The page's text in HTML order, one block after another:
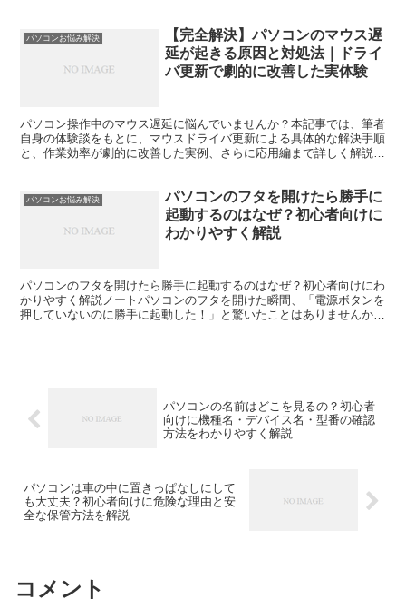
パソコンお悩み解決
【完全解決】パソコンのマウス遅
延が起きる原因と対処法｜ドライ
バ更新で劇的に改善した実体験
パソコン操作中のマウス遅延に悩んでいませんか？本記事では、筆者
自身の体験談をもとに、マウスドライバ更新による具体的な解決手順
と、作業効率が劇的に改善した実例、さらに応用編まで詳しく解説し
パソコンお悩み解決
パソコンのフタを開けたら勝手に
起動するのはなぜ？初心者向けに
わかりやすく解説
パソコンのフタを開けたら勝手に起動するのはなぜ？初心者向けにわ
かりやすく解説ノートパソコンのフタを開けた瞬間、「電源ボタンを
押していないのに勝手に起動した！」と驚いたことはありませんか。
パソコンの名前はどこを見るの？初心者
向けに機種名・デバイス名・型番の確認
方法をわかりやすく解説
パソコンは車の中に置きっぱなしにして
も大丈夫？初心者向けに危険な理由と安
全な保管方法を解説
コメント